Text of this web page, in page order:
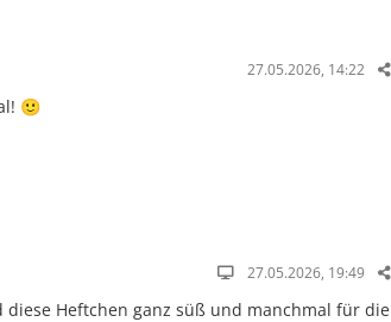
27.05.2026, 14:22
🙂
27.05.2026, 19:49
Heftchen ganz süß und manchmal für die